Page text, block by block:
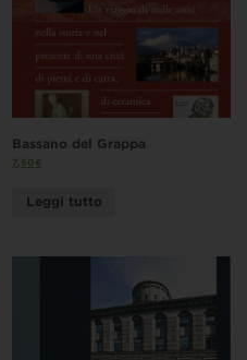
Bassano del Grappa
7,50€
Leggi tutto